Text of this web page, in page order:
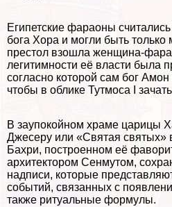
Египетские фараоны
бога Хора и могли быть только
престол взошла женщина-
легитимности её власти была
согласно которой сам бог
чтобы в облике Тутмоса I
В заупокойном храме царицы
Джесеру или «Cвятая святых»
Бахри, построенном её
архитектором Сенмутом,
надписи, которые
событий, связанных с
также ритуальные формулы.